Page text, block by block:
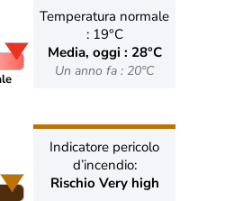
Temperatura normale
: 19°C
Media, oggi : 28°C
Un anno fa : 20°C
Indicatore pericolo
d’incendio:
Rischio Very high